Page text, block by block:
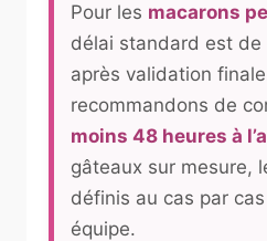
Pour les macarons
délai standard est de
après validation
recommandons de
moins 48 heures à
gâteaux sur mesure,
définis au cas par
équipe.